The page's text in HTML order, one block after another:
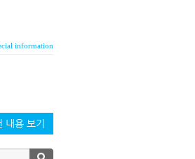
information
내용 보기